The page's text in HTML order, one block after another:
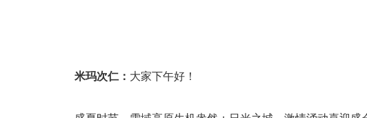
米玛次仁： 大家下午好！